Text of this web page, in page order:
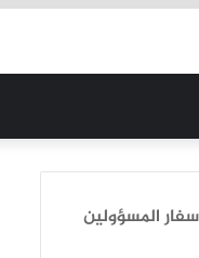
المسؤولين